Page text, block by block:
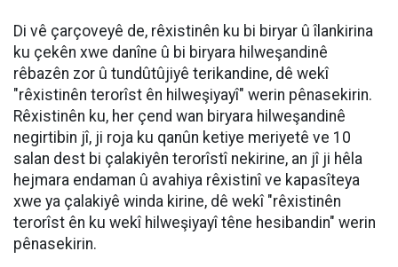
Di vê çarçoveyê de, rêxistinên ku bi biryar û îlankirina
ku çekên xwe danîne û bi biryara hilweşandinê
rêbazên zor û tundûtûjiyê terikandine, dê wekî
"rêxistinên terorîst ên hilweşiyayî" werin pênasekirin.
Rêxistinên ku, her çend wan biryara hilweşandinê
negirtibin jî, ji roja ku qanûn ketiye meriyetê ve 10
salan dest bi çalakiyên terorîstî nekirine, an jî ji hêla
hejmara endaman û avahiya rêxistinî ve kapasîteya
xwe ya çalakiyê winda kirine, dê wekî "rêxistinên
terorîst ên ku wekî hilweşiyayî têne hesibandin" werin
pênasekirin.